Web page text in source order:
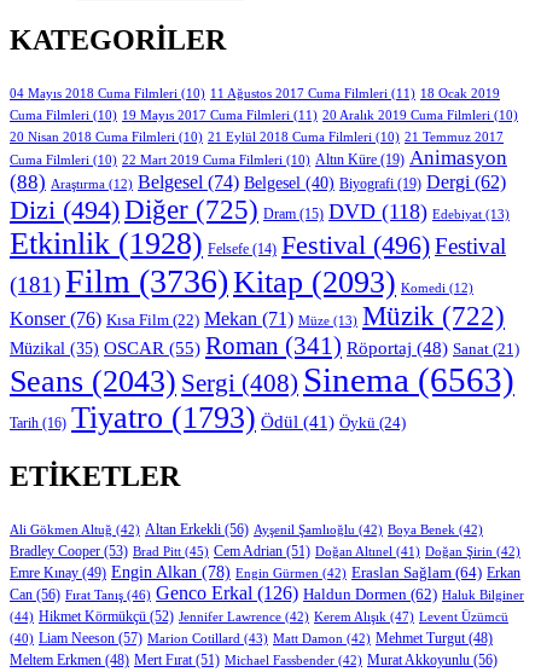
KATEGORILER
04 Mayıs 2018 Cuma Filmleri (10) 11 Ağustos 2017 Cuma Filmleri (11) 18 Ocak 2019
Cuma Filmleri (10) 19 Mayıs 2017 Cuma Filmleri (11) 20 Aralık 2019 Cuma Filmleri (10)
20 Nisan 2018 Cuma Filmleri (10) 21 Eylül 2018 Cuma Filmleri (10) 21 Temmuz 2017
Cuma Filmleri (10) 22 Mart 2019 Cuma Filmleri (10) Altın Küre (19) Animasyon
(88) Araştırma (12) Belgesel (74) Belgesel (40) Biyografi (19) Dergi (62)
Dizi (494)Diğer (725) Dram (15) DVD (118) Edebiyat (13)
Etkinlik (1928) Felsefe (14) Festival (496)Festival
(181)Film (3736)Kitap (2093) Komedi (12)
Konser(76) Kısa Film (22) Mekan (71) Müze (13) Müzik (722)
Müzikal (35) OSCAR (55) Roman (341) Röportaj (48) Sanat (21)
Seans (2043) Sergi (408) Sinema (6563)
Tarih (16) Tiyatro (1793) Ödül (41) Öykü (24)
ETIKETLER
Ali Gökmen Altuğ (42) Altan Erkekli (56) Ayşenil Şamlıoğlu (42) Boya Benek (42)
Bradley Cooper (53) Brad Pitt (45) Cem Adrian (51) Doğan Altınel (41) Doğan Şirin (42)
Emre Kınay (49) Engin Alkan (78) Engin Gürmen (42) Eraslan Sağlam (64) Erkan
Can (56) Fırat Tanış (46) Genco Erkal (126) Haldun Dormen (62) Haluk Bilginer
(44) Hikmet Körmükçü (52) Jennifer Lawrence (42) Kerem Alışık (47) Levent Üzümcü
(40) Liam Neeson (57) Marion Cotillard (43) Matt Damon (42) Mehmet Turgut (48)
Meltem Erkmen (48) Mert Fırat(51) Michael Fassbender (42) Murat Akkoyunlu (56)